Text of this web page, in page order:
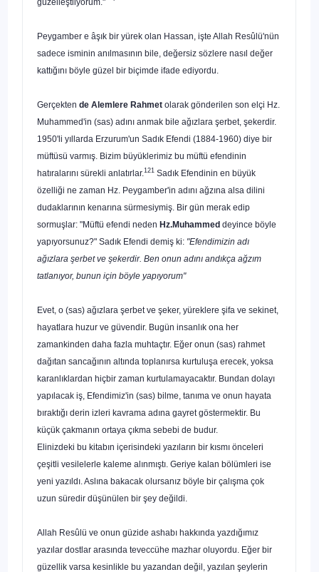
güzelleştiiyorum." '
Peygamber e âşık bir yürek olan Hassan, işte Allah Resûlü'nün
sadece isminin anılmasının bile, değersiz sözlere na­sıl değer
kattığını böyle güzel bir biçimde ifade ediyordu.
Gerçekten de Alemlere Rahmet olarak gönderilen son elçi Hz.
Muhammed'in (sas) adını anmak bile ağızlara şerbet, şekerdir.
1950'li yıllarda Erzurum'un Sadık Efendi (1884-1960) diye bir
müftüsü varmış. Bizim büyüklerimiz bu müftü efendinin
hatıralarını sürekli anlatırlar.121 Sadık Efendinin en büyük
özelliği ne zaman Hz. Peygamber'in adını ağzına alsa dilini
dudaklarının kenarına sürmesiymiş. Bir gün merak edip
sormuşlar: "Müftü efendi neden Hz.Muhammed deyince böyle
yapıyorsunuz?" Sadık Efendi de­miş ki: "Efendimizin adı
ağızlara şerbet ve şekerdir. Ben onun adını andıkça ağzım
tatlanıyor, bunun için böyle yapıyorum"
Evet, o (sas) ağızlara şerbet ve şeker, yüreklere şifa ve sekinet,
hayatlara huzur ve güvendir. Bugün insanlık ona her
zamankinden daha fazla muhtaçtır. Eğer onun (sas) rahmet
dağıtan sancağının altında toplanırsa kurtuluşa erecek, yok­sa
karanlıklardan hiçbir zaman kurtulamayacaktır. Bundan dolayı
yapılacak iş, Efendimiz'in (sas) bilme, tanıma ve onun hayata
bıraktığı derin izleri kavrama adına gayret göster­mektir. Bu
küçük çakmanın ortaya çıkma sebebi de budur.
Elinizdeki bu kitabın içerisindeki yazıların bir kısmı önceleri
çeşitli vesilelerle kaleme alınmıştı. Geriye kalan bö­lümleri ise
yeni yazıldı. Aslına bakacak olursanız böyle bir çalışma çok
uzun süredir düşünülen bir şey değildi.
Allah Resûlü ve onun güzide ashabı hakkında yazdığımız
yazılar dostlar arasında teveccühe mazhar oluyordu. Eğer bir
güzel­lik varsa kesinlikle bu yazandan değil, yazılan şeylerin